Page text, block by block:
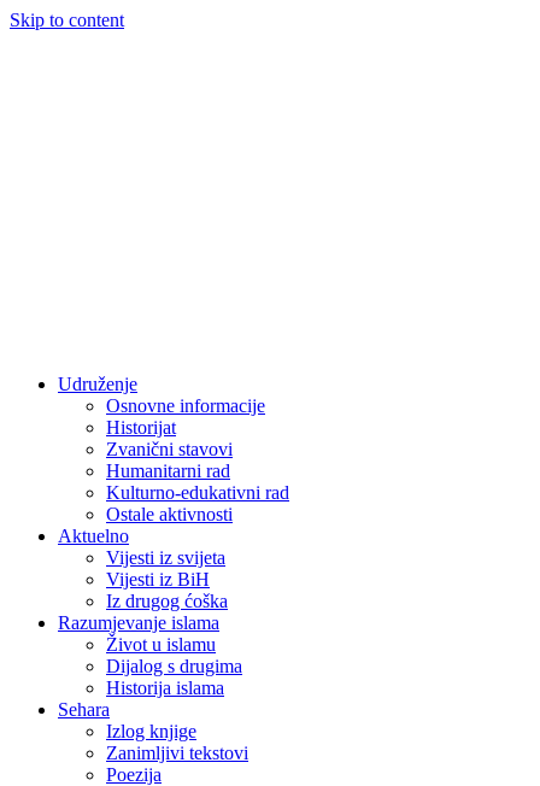
Skip to content
Udruženje
Osnovne informacije
Historijat
Zvanični stavovi
Humanitarni rad
Kulturno-edukativni rad
Ostale aktivnosti
Aktuelno
Vijesti iz svijeta
Vijesti iz BiH
Iz drugog ćoška
Razumjevanje islama
Život u islamu
Dijalog s drugima
Historija islama
Sehara
Izlog knjige
Zanimljivi tekstovi
Poezija